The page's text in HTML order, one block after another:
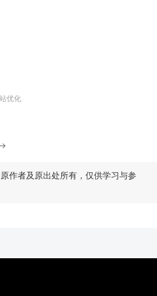
优化
作者及原出处所有，仅供学习与参